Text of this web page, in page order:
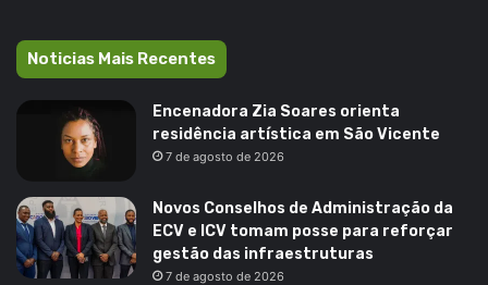
Noticias Mais Recentes
Encenadora Zia Soares orienta
residência artística em São Vicente
7 de agosto de 2026
Novos Conselhos de Administração da
ECV e ICV tomam posse para reforçar
gestão das infraestruturas
7 de agosto de 2026